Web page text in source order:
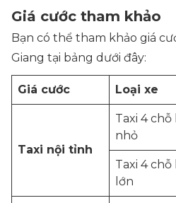
Giá cước tham khảo
Bạn có thể tham khảo giá
Giang tại bảng dưới đây:
Giá cước Loại xe
Taxi nội tỉnh
Taxi 4 chỗ
nhỏ
Taxi 4 chỗ
lớn